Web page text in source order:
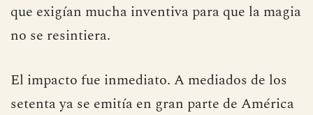
que exigían mucha inventiva para que la magia
no se resintiera.
El impacto fue inmediato. A mediados de los
setenta ya se emitía en gran parte de América